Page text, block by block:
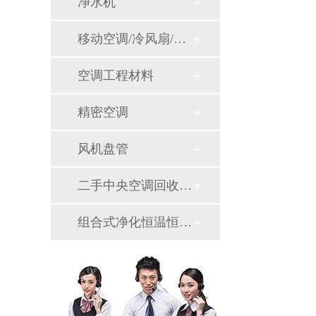
移动空调/冷风扇/风幕机
空调工程材料
精密空调
风机盘管
二手中央空调回收销售
组合式净化恒温恒湿机